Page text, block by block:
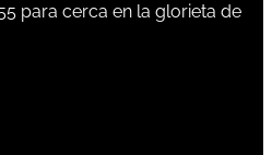
para cerca en la glorieta de